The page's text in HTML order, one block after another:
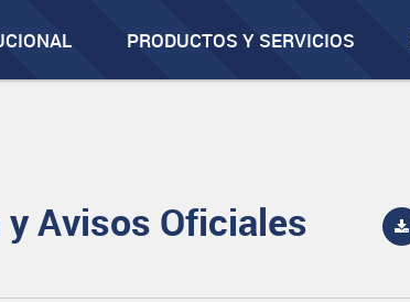
PRODUCTOS Y SERVICIOS
Avisos Oficiales